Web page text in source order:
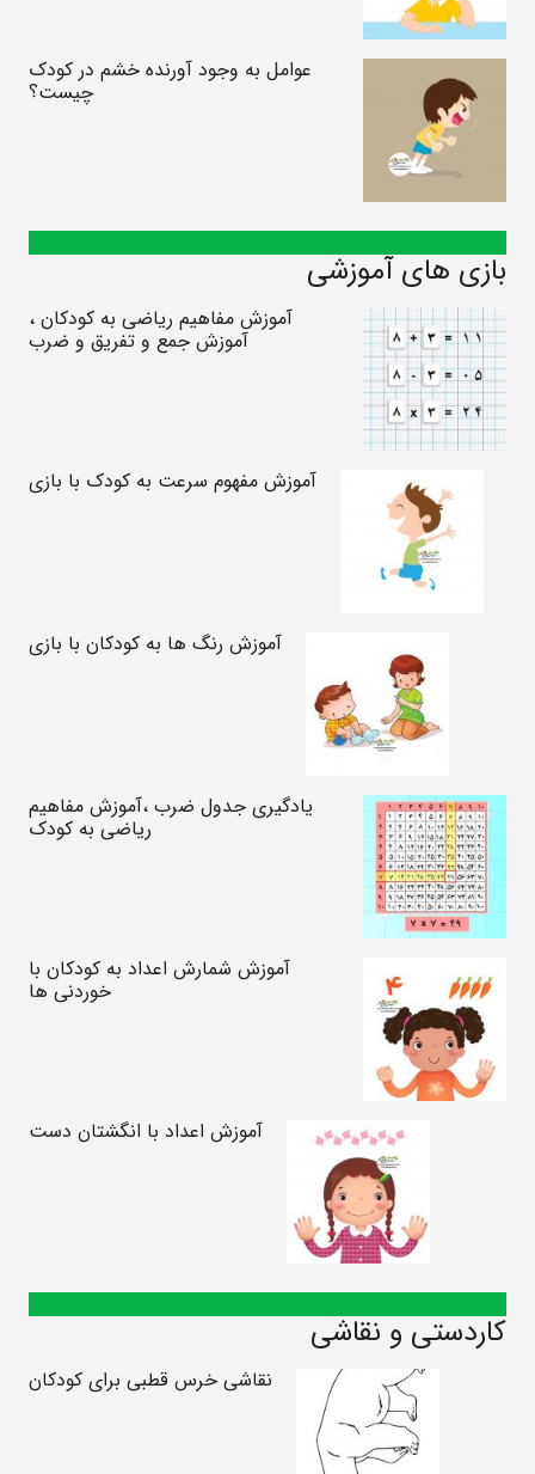
عوامل به وجود آورنده خشم در کودک
چیست؟
بازی های آموزشی
آموزش مفاهیم ریاضی به کودکان ،
آموزش جمع و تفریق و ضرب
آموزش مفهوم سرعت به کودک با بازی
آموزش رنگ ها به کودکان با بازی
یادگیری جدول ضرب ،آموزش مفاهیم
ریاضی به کودک
آموزش شمارش اعداد به کودکان با
خوردنی ها
آموزش اعداد با انگشتان دست
کاردستی و نقاشی
نقاشی خرس قطبی برای کودکان